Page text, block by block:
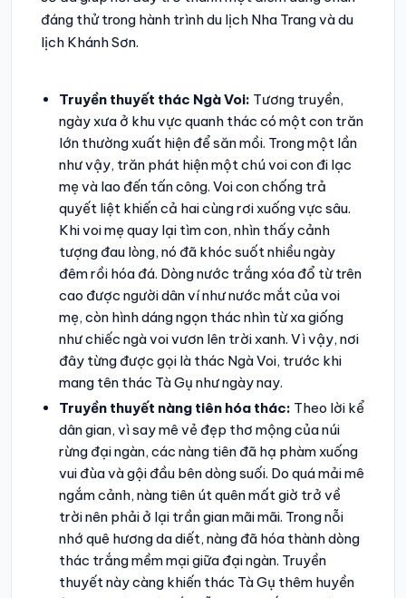
đáng thử trong hành trình du lịch Nha Trang và du
lịch Khánh Sơn.
Truyền thuyết thác Ngà Voi: Tương truyền,
ngày xưa ở khu vực quanh thác có một con trăn
lớn thường xuất hiện để săn mồi. Trong một lần
như vậy, trăn phát hiện một chú voi con đi lạc
mẹ và lao đến tấn công. Voi con chống trả
quyết liệt khiến cả hai cùng rơi xuống vực sâu.
Khi voi mẹ quay lại tìm con, nhìn thấy cảnh
tượng đau lòng, nó đã khóc suốt nhiều ngày
đêm rồi hóa đá. Dòng nước trắng xóa đổ từ trên
cao được người dân ví như nước mắt của voi
mẹ, còn hình dáng ngọn thác nhìn từ xa giống
như chiếc ngà voi vươn lên trời xanh. Vì vậy, nơi
đây từng được gọi là thác Ngà Voi, trước khi
mang tên thác Tà Gụ như ngày nay.
Truyền thuyết nàng tiên hóa thác: Theo lời kể
dân gian, vì say mê vẻ đẹp thơ mộng của núi
rừng đại ngàn, các nàng tiên đã hạ phàm xuống
vui đùa và gội đầu bên dòng suối. Do quá mải mê
ngắm cảnh, nàng tiên út quên mất giờ trở về
trời nên phải ở lại trần gian mãi mãi. Trong nỗi
nhớ quê hương da diết, nàng đã hóa thành dòng
thác trắng mềm mại giữa đại ngàn. Truyền
thuyết này càng khiến thác Tà Gụ thêm huyền